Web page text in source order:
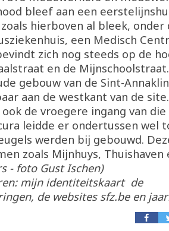
bleef aan een
hierboven al bleek,
een Medisch
zich nog steeds op de
en de
gebouw van de Sint-
aan de westkant van de
de vroegere ingang van
leidde er ondertussen wel
werden bij gebouwd.
zoals Mijnhuys, Thuishaven
- foto Gust Ischen)
mijn identiteitskaart de
de websites sfz.be en